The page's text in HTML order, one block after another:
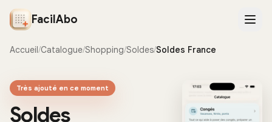
FacilAbo
Accueil/Catalogue/Shopping/Soldes/Soldes France
Très ajouté en ce moment
Soldes